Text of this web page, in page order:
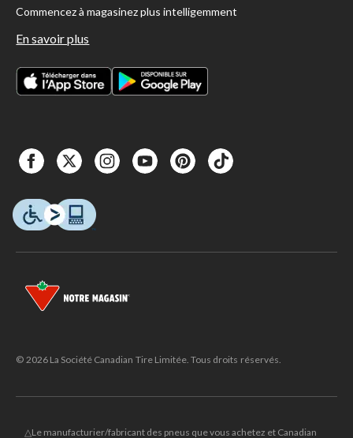
Commencez à magasinez plus intelligemment
En savoir plus
© 2026 La Société Canadian Tire Limitée. Tous droits réservés.
△Le manufacturier/fabricant des pneus que vous achetez et Canadian